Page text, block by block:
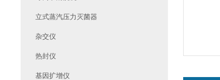
立式蒸汽压力灭菌器
杂交仪
热封仪
基因扩增仪